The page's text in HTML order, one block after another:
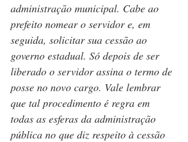
administração municipal. Cabe ao
prefeito nomear o servidor e, em
seguida, solicitar sua cessão ao
governo estadual. Só depois de ser
liberado o servidor assina o termo de
posse no novo cargo. Vale lembrar
que tal procedimento é regra em
todas as esferas da administração
pública no que diz respeito à cessão